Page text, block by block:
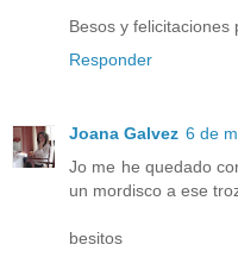
Besos y felicitaciones
Responder
Joana Galvez 6 de
Jo me he quedado
un mordisco a ese
besitos